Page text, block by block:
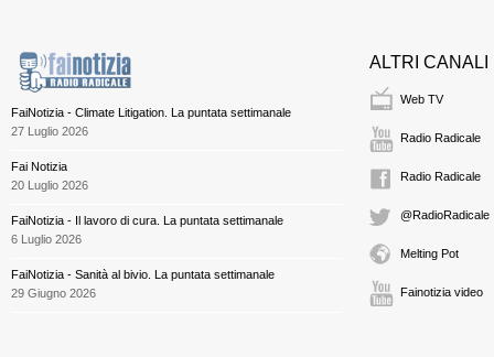
FaiNotizia - Climate Litigation. La puntata settimanale
27 Luglio 2026
Fai Notizia
20 Luglio 2026
FaiNotizia - Il lavoro di cura. La puntata settimanale
6 Luglio 2026
FaiNotizia - Sanità al bivio. La puntata settimanale
29 Giugno 2026
ALTRI CANALI
Web TV
Radio Radicale
Radio Radicale
@RadioRadicale
Melting Pot
Fainotizia video